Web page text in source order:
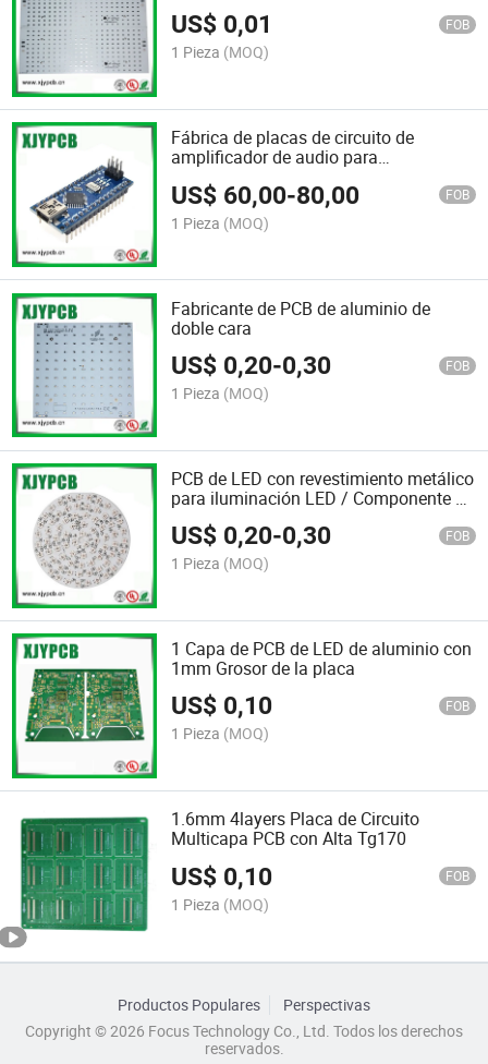
US$ 0,01 FOB
1 Pieza (MOQ)
Fábrica de placas de circuito de
amplificador de audio para
US$ 60,00-80,00 FOB
1 Pieza (MOQ)
Fabricante de PCB de aluminio de
doble cara
US$ 0,20-0,30 FOB
1 Pieza (MOQ)
PCB de LED con revestimiento metálico
para iluminación LED / Componente de
US$ 0,20-0,30 FOB
1 Pieza (MOQ)
1 Capa de PCB de LED de aluminio con
1mm Grosor de la placa
US$ 0,10 FOB
1 Pieza (MOQ)
1.6mm 4layers Placa de Circuito
Multicapa PCB con Alta Tg170
US$ 0,10 FOB
1 Pieza (MOQ)
Productos Populares
Perspectivas
Copyright © 2026 Focus Technology Co., Ltd. Todos los derechos
reservados.